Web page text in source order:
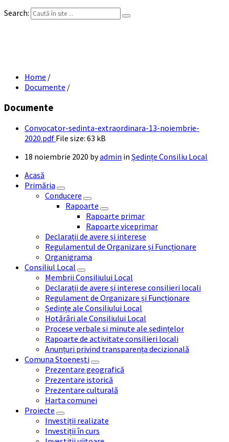
Search:
Home /
Documente /
Documente
Convocator-sedinta-extraordinara-13-noiembrie-
2020.pdf File size: 63 kB
18 noiembrie 2020 byadmin in Ședințe Consiliu Local
Acasă
Primăria
Conducere
Rapoarte
Rapoarte primar
Rapoarte viceprimar
Declarații de avere și interese
Regulamentul de Organizare și Funcționare
Organigrama
Consiliul Local
Membrii Consiliului Local
Declarații de avere și interese consilieri locali
Regulament de Organizare și Funcționare
Ședințe ale Consiliului Local
Hotărâri ale Consiliului Local
Procese verbale si minute ale ședințelor
Rapoarte de activitate consilieri locali
Anunțuri privind transparența decizională
Comuna Stoenești
Prezentare geografică
Prezentare istorică
Prezentare culturală
Harta comunei
Proiecte
Investiții realizate
Investiții în curs